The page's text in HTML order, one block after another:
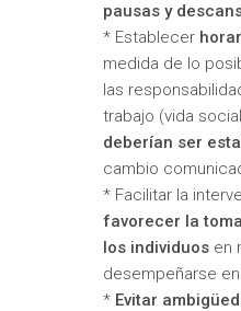
pausas y
* Establecer
medida de lo
las
trabajo (vida
deberían ser
cambio
* Facilitar la
favorecer la
los individuos en
desempeñarse
* Evitar